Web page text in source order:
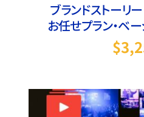
ブランドストーリ
お任せプラン・ベ
$